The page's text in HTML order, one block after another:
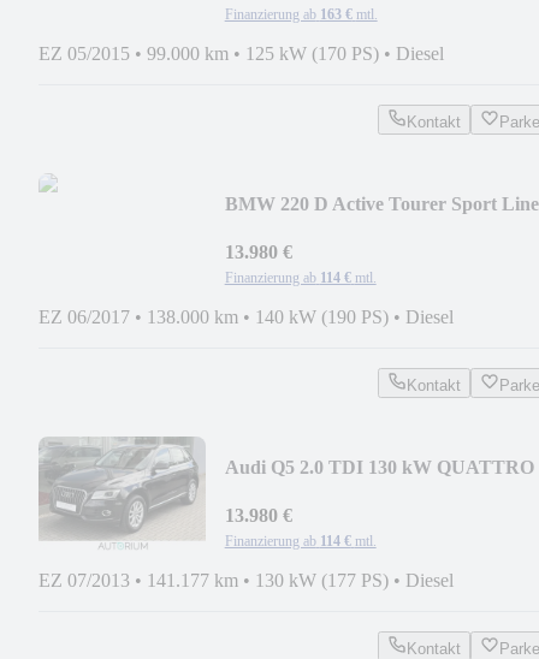
Finanzierung ab 163 € mtl.
EZ 05/2015 • 99.000 km • 125 kW (170 PS) • Diesel
Kontakt
BMW 220 D Active Tourer Sport Line
13.980 €
Finanzierung ab 114 € mtl.
EZ 06/2017 • 138.000 km • 140 kW (190 PS) • Diesel
Kontakt
Audi Q5 2.0 TDI 130 kW QUATTRO
13.980 €
Finanzierung ab 114 € mtl.
EZ 07/2013 • 141.177 km • 130 kW (177 PS) • Diesel
Kontakt